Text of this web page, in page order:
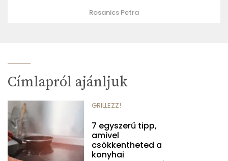
Rosanics Petra
Címlapról ajánljuk
GRILLEZZ!
7 egyszerű tipp,
amivel
csökkentheted a
konyhai